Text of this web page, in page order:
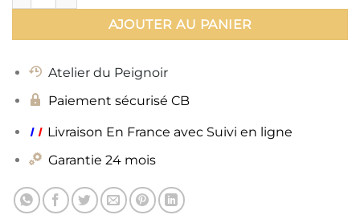
AJOUTER AU PANIER
Atelier du Peignoir
Paiement sécurisé CB
ı ı Livraison En France avec Suivi en ligne
Garantie 24 mois